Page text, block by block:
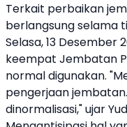
Terkait perbaikan
berlangsung selama
Selasa, 13 Desember
keempat Jembatan
normal digunakan.
pengerjaan
dinormalisasi," ujar